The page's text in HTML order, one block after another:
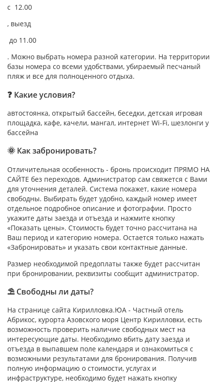
с 12.00
, выезд
до 11.00
. Можно выбрать номера разной категории. На территории
базы номера со всеми удобствами, убираемый песчаный
пляж и все для полноценного отдыха.
❓ Какие условия?
автостоянка, открытый бассейн, беседки, детская игровая
площадка, кафе, качели, мангал, интернет Wi-Fi, шезлонги у
бассейна
🌞 Как забронировать?
Отличительная особенность - бронь происходит ПРЯМО НА
САЙТЕ без переходов. Администратор сам свяжется с Вами
для уточнения деталей. Система покажет, какие номера
свободны. Выбирать будет удобно, каждый номер имеет
отдельное подробное описание и фотографии. Просто
укажите даты заезда и отъезда и нажмите кнопку
«Показать цены». Стоимость будет точно рассчитана на
Ваш период и категорию номера. Остается только нажать
«Забронировать» и указать свои контактные данные.
Размер необходимой предоплаты также будет рассчитан
при бронировании, реквизиты сообщит администратор.
⛱ Свободны ли даты?
На странице сайта Кирилловка.ЮА - Частный отель
Абрикос, курорта Азовского моря Центр Кирилловки, есть
возможность проверить наличие свободных мест на
интересующие даты. Необходимо вбить дату заезда и
отъезда в выпавшем поле календаря и ознакомиться с
возможными результатами для бронирования. Получив
полную информацию о стоимости, услугах и
инфраструктуре, необходимо будет нажать кнопку